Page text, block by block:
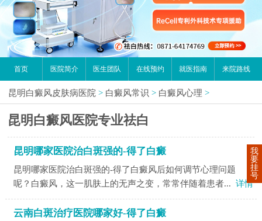
首页 医院简介 医生团队 在线预约 就医指南 来院路线
昆明白癜风皮肤病医院 > 白癜风常识 > 白癜风心理 >
昆明白癜风医院专业祛白
昆明哪家医院治白斑强的-得了白癜
昆明哪家医院治白斑强的-得了白癜风后如何调节心理问题
呢？白癜风，这一肌肤上的无声之变，常常伴随着患者... 详情
云南白斑治疗医院哪家好-得了白癜
我
要
挂
号